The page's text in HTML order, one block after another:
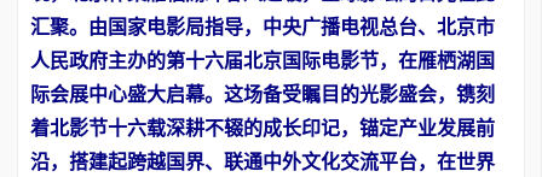
汇聚。由国家电影局指导，中央广播电视总台、北京市
人民政府主办的第十六届北京国际电影节，在雁栖湖国
际会展中心盛大启幕。这场备受瞩目的光影盛会，镌刻
着北影节十六载深耕不辍的成长印记，锚定产业发展前
沿，搭建起跨越国界、联通中外文化交流平台，在世界